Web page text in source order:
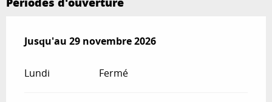
Du1 avril 2026au29 novembre 2026
Jusqu'au 29 novembre 2026
Lundi Fermé